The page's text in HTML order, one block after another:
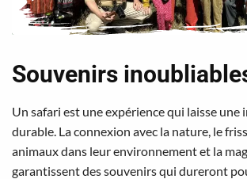
Souvenirs
Un safari est une expérience qui laisse une
durable. La connexion avec la nature, le
animaux dans leur environnement et la
garantissent des souvenirs qui dureront